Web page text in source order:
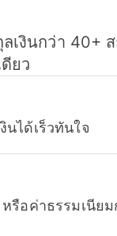
เงินกว่า 40+
ยว
นได้เร็วทันใจ
รือค่าธรรมเนีย